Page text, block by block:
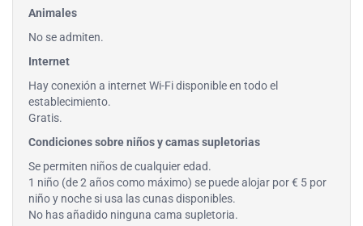
Animales
No se admiten.
Internet
Hay conexión a internet Wi-Fi disponible en todo el
establecimiento.
Gratis.
Condiciones sobre niños y camas supletorias
Se permiten niños de cualquier edad.
1 niño (de 2 años como máximo) se puede alojar por € 5 por
niño y noche si usa las cunas disponibles.
No has añadido ninguna cama supletoria.